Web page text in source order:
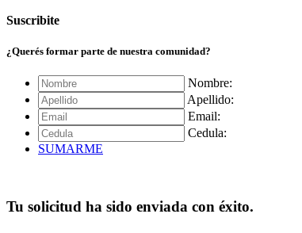
Suscribite
¿Querés formar parte de nuestra comunidad?
Nombre:
Apellido:
Email:
Cedula:
SUMARME
Tu solicitud ha sido enviada con éxito.